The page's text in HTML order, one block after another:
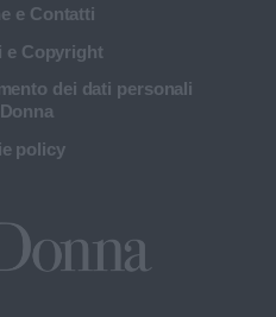
e Contatti
e Copyright
dei dati personali
policy